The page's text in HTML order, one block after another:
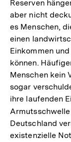
Reserven
aber nicht
es Menschen,
einen
Einkommen
können.
Menschen kein
sogar
ihre laufenden
Deutschland
existenzielle